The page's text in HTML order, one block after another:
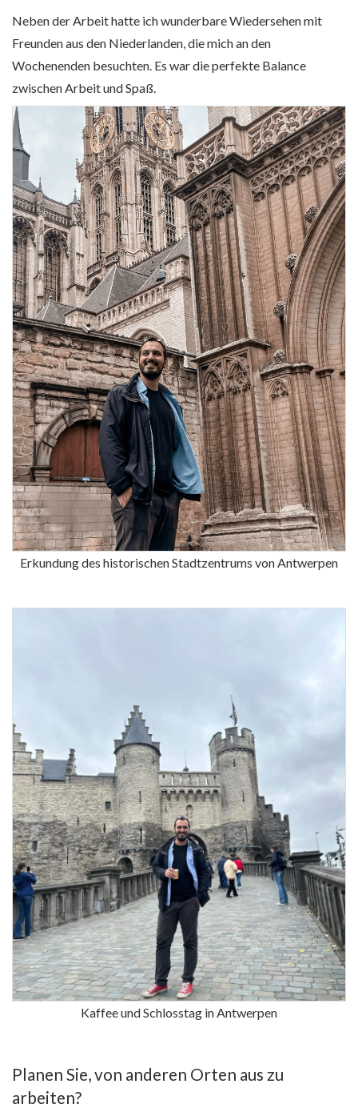
Neben der Arbeit hatte ich wunderbare Wiedersehen mit
Freunden aus den Niederlanden, die mich an den
Wochenenden besuchten. Es war die perfekte Balance
zwischen Arbeit und Spaß.
Erkundung des historischen Stadtzentrums von Antwerpen
Kaffee und Schlosstag in Antwerpen
Planen Sie, von anderen Orten aus zu
arbeiten?